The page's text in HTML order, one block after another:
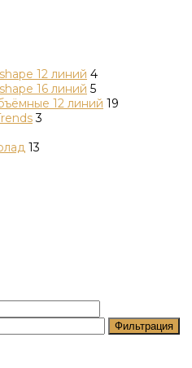
12 линий 4
16 линий 5
12 линий 19
3
13
Фильтрация